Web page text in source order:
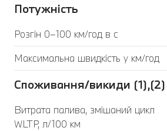
Потужність
Розгін 0–100 км/год в с
Максимальна швидкість у км/год
Споживання/викиди (1),(2)
Витрата палива, змішаний цикл
WLTP, л/100 км